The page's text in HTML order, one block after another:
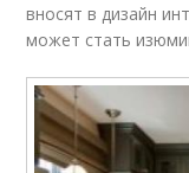
вносят в дизайн
может стать